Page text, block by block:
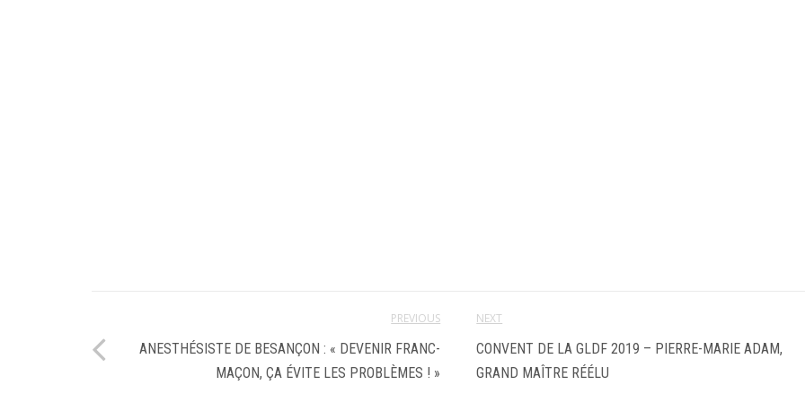
PREVIOUS
ANESTHÉSISTE DE BESANÇON : « DEVENIR FRANC-
MAÇON, ÇA ÉVITE LES PROBLÈMES ! »
NEXT
CONVENT DE LA GLDF 2019 – PIERRE-MARIE ADAM,
GRAND MAÎTRE RÉÉLU